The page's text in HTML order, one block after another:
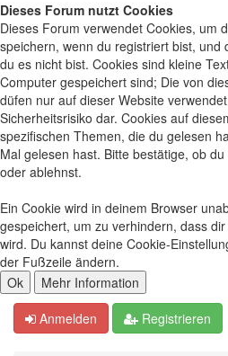
Dieses Forum nutzt Cookies
Dieses Forum verwendet Cookies, um
speichern, wenn du registriert bist, und
du es nicht bist. Cookies sind kleine
Computer gespeichert sind; Die von
düfen nur auf dieser Website
Sicherheitsrisiko dar. Cookies auf
spezifischen Themen, die du gelesen
Mal gelesen hast. Bitte bestätige, ob
oder ablehnst.
Ein Cookie wird in deinem Browser
gespeichert, um zu verhindern, dass
wird. Du kannst deine Cookie-
der Fußzeile ändern.
Anmelden Registrieren